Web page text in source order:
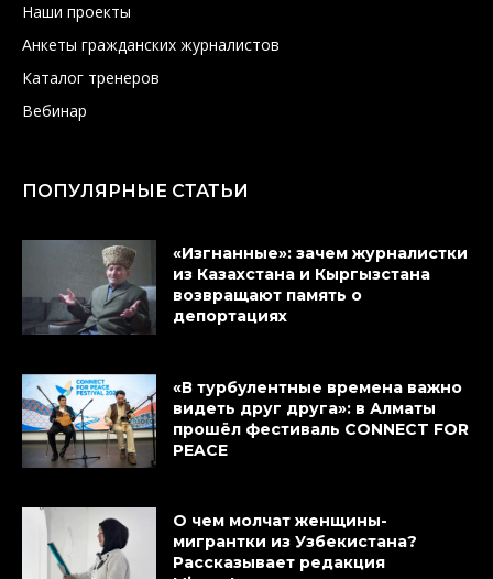
Наши проекты
Анкеты гражданских журналистов
Каталог тренеров
Вебинар
ПОПУЛЯРНЫЕ СТАТЬИ
«Изгнанные»: зачем журналистки
из Казахстана и Кыргызстана
возвращают память о
депортациях
«В турбулентные времена важно
видеть друг друга»: в Алматы
прошёл фестиваль CONNECT FOR
PEACE
О чем молчат женщины-
мигрантки из Узбекистана?
Рассказывает редакция